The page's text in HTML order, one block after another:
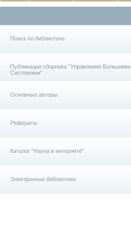
Поиск по библиотеке
Публикации сборника "Управление Большими
Системами"
Основные авторы
Рефераты
Каталог "Наука в интернете"
Электронные библиотеки